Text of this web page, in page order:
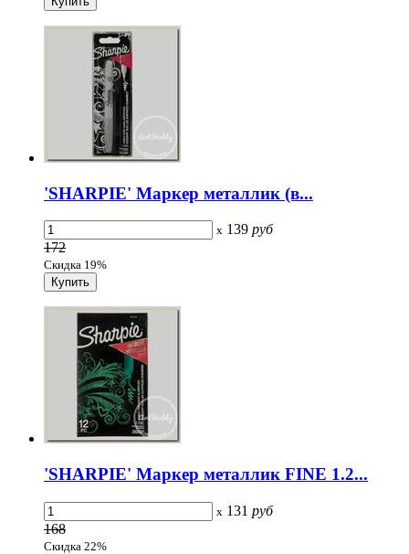
'SHARPIE' Маркер металлик (в...
x 139 руб
172
Скидка 19%
'SHARPIE' Маркер металлик FINE 1.2...
x 131 руб
168
Скидка 22%